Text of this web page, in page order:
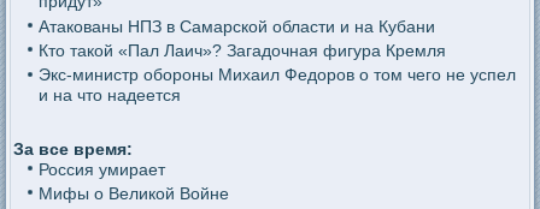
Атакованы НПЗ в Самарской области и на Кубани
Кто такой «Пал Лаич»? Загадочная фигура Кремля
Экс-министр обороны Михаил Федоров о том чего не успел
и на что надеется
За все время:
Россия умирает
Мифы о Великой Войне